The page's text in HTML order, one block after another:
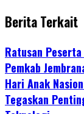
Berita Terkait
Ratusan
Pemkab
Hari Anak
Tegaskan